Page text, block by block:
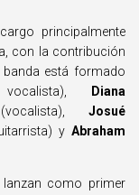
principalmente
con la contribución
banda está formado
Diana
Josué
y Abraham
como primer